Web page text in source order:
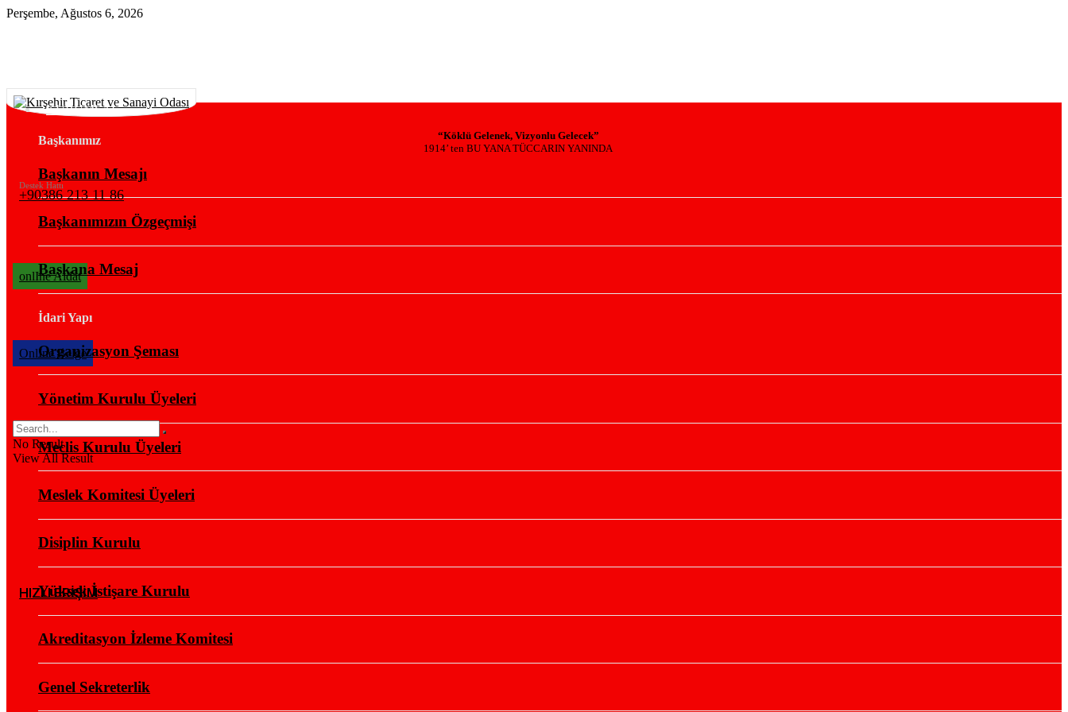
Perşembe, Ağustos 6, 2026
“Köklü Gelenek, Vizyonlu Gelecek”
1914’ ten BU YANA TÜCCARIN YANINDA
Destek Hattı
+90386 213 11 86
onlIne Aidat
OnlIne Belge
No Result
View All Result
HIZLI ERİŞİM
KURUMSAL
Başkanımız
Başkanın Mesajı
Başkanımızın Özgeçmişi
Başkana Mesaj
İdari Yapı
Organizasyon Şeması
Yönetim Kurulu Üyeleri
Meclis Kurulu Üyeleri
Meslek Komitesi Üyeleri
Disiplin Kurulu
Yüksek İstişare Kurulu
Akreditasyon İzleme Komitesi
Genel Sekreterlik